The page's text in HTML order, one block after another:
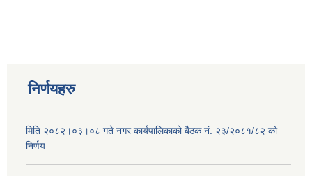
निर्णयहरु
मिति २०८२।०३।०८ गते नगर कार्यपालिकाको बैठक नं. २३/२०८१/८२ को
निर्णय